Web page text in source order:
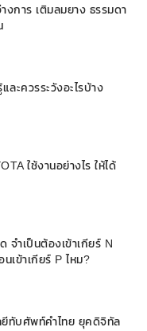
งการ เติมลมยาง ธรรมดา
ะควรระวังอะไรบ้าง
ใช้งานอย่างไร ให้ได้
จำเป็นต้องเข้าเกียร์ N
เข้าเกียร์ P ไหม?
ยีทับศัพท์คำไทย ยุคดิจิทัล